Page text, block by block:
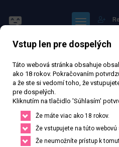
Yiyi
Právě
Vstup len pre dospelých
Táto webová stránka obsahuje
ako 18 rokov. Pokračovaním
a že ste si vedomí toho, že
pre dospelých.
Kliknutím na tlačidlo 'Súhlasím'
Že máte viac ako 18 rokov.
Že vstupujete na túto
Že neumožníte prístup k